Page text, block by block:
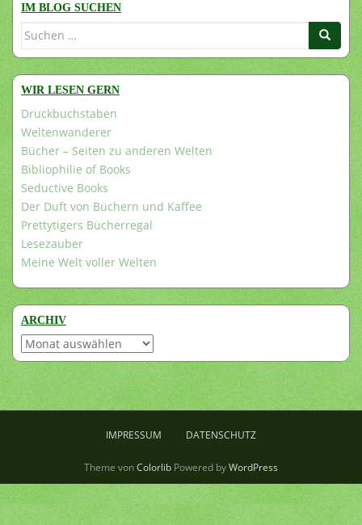
IM BLOG SUCHEN
Suchen
WIR LESEN GERN
Druckbuchstaben
Weltenwanderer
Bücher – Seiten zu anderen Welten
Bibliophilie of Books
Seductive Books
Der Duft von Büchern und Kaffee
Prettytigers Bücherregal
Lesezauber
Meine Welt voller Welten
ARCHIV
Archiv
IMPRESSUM DATENSCHUTZ
Theme vonColorlib Powered byWordPress